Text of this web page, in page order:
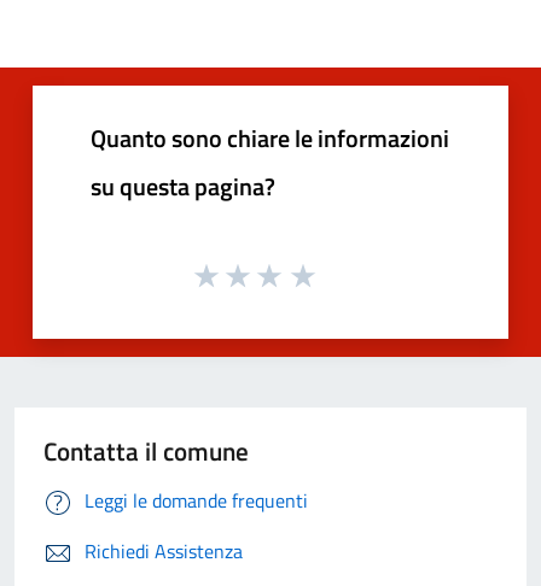
Quanto sono chiare le informazioni
su questa pagina?
Contatta il comune
Leggi le domande frequenti
Richiedi Assistenza